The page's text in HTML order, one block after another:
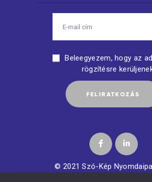
Beleegyezem, hogy az
rögzítésre
© 2021 Szó-Kép